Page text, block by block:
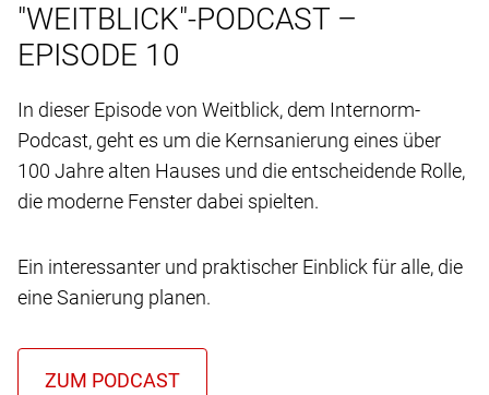
"WEITBLICK"-PODCAST –
EPISODE 10
In dieser Episode von Weitblick, dem Internorm-
Podcast, geht es um die Kernsanierung eines über
100 Jahre alten Hauses und die entscheidende Rolle,
die moderne Fenster dabei spielten.
Ein interessanter und praktischer Einblick für alle, die
eine Sanierung planen.